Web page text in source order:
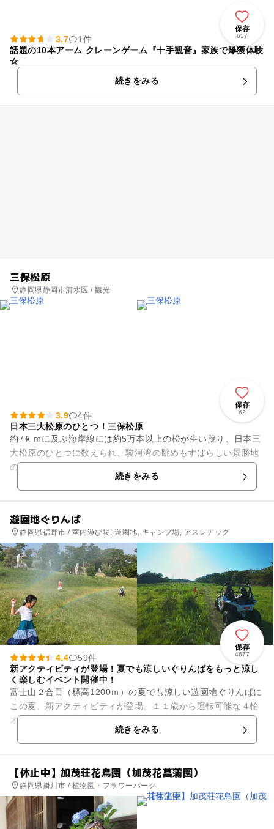
保存
657
3.7
1件
話題の10本アーム クレーンゲーム『十手観音』家族で爆獲体験
☆
続きをみる
三保松原
静岡県静岡市清水区 / 観光
保存
62
3.9
4件
日本三大松原のひとつ！三保松原
約7ｋｍに及ぶ海岸線には約5万本以上の松が生い茂り、日本三
大松原のひとつに数えられ、駿河湾の眺めもすばらしい景勝地
の三保松原。松林の緑、海の青、打ち寄せる白波。そして波打
ち際から望む富士山は、一...続きをみる
遊園地ぐりんぱ
静岡県裾野市 / 室内遊び場, 遊園地, キャンプ場, アスレチック
保存
4677
4.4
59件
新アクティビティが登場！夏でも涼しいぐりんぱをもっと涼し
く楽しむイベント開催中！
富士山２合目（標高1200ｍ）の夏でも涼しい遊園地ぐりんぱに
この夏、新アクティビティが登場。１１歳から運転可能な４輪
オフロードバギー「フジヤマバギー」、全長約３キロの大自然
の中を走る「ＭＴＢサイ...続きをみる
【休止中】加茂荘花鳥園（加茂花菖蒲園）
静岡県掛川市 / 植物園・フラワーパーク